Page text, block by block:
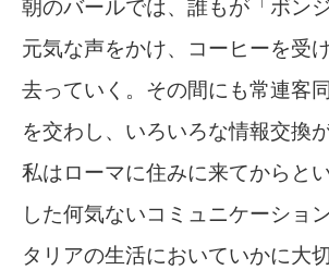
朝のバールでは、誰もが「ボン
元気な声をかけ、コーヒーを受
去っていく。その間にも常連客
を交わし、いろいろな情報交換
私はローマに住みに来てからと
した何気ないコミュニケーショ
タリアの生活においていかに大